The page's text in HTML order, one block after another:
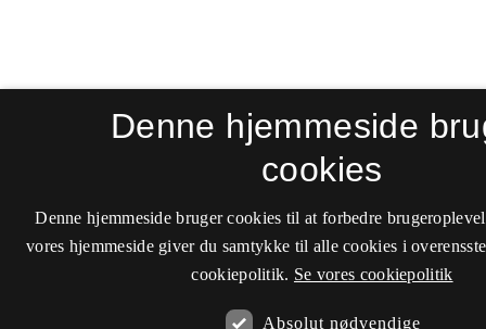
Denne hjemmeside
cookies
Denne hjemmeside bruger cookies til at forbedre
vores hjemmeside giver du samtykke til alle cookies i
cookiepolitik. Se vores cookiepolitik
Absolut nødvendige